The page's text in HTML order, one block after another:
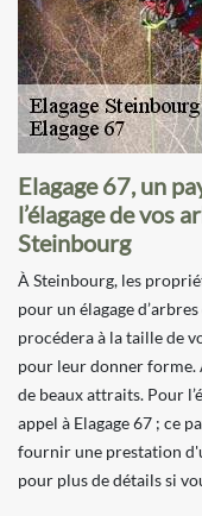
Elagage 67, un
l’élagage de vos
Steinbourg
À Steinbourg, les
pour un élagage
procédera à la taille de
pour leur donner forme.
de beaux attraits. Pour
appel à Elagage 67 ; ce
fournir une prestation
pour plus de détails si